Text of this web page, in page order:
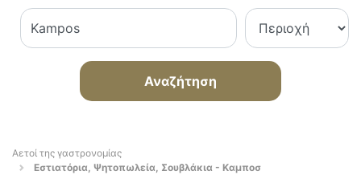
Αναζήτηση
Αετοί της γαστρονομίας
Εστιατόρια, Ψητοπωλεία, Σουβλάκια - Καμποσ